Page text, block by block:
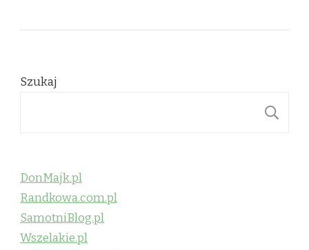
Szukaj
DonMajk.pl
Randkowa.com.pl
SamotniBlog.pl
Wszelakie.pl